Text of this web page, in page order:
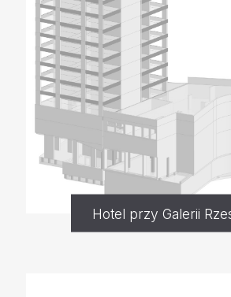
Hotel przy Galerii